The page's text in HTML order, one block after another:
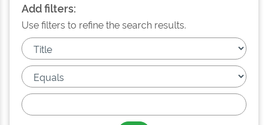
Add filters:
Use filters to refine the search results.